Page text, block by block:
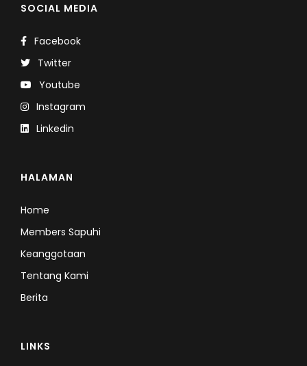
SOCIAL MEDIA
Facebook
Twitter
Youtube
Instagram
Linkedin
HALAMAN
Home
Members Sapuhi
Keanggotaan
Tentang Kami
Berita
LINKS